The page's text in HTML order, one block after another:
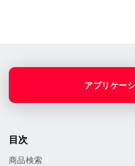
アプリケー
目次
商品検索